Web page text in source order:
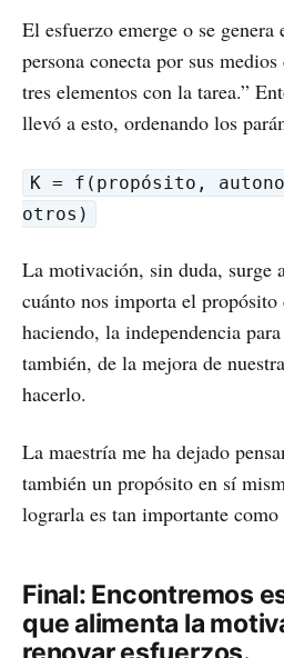
El esfuerzo emerge o se
persona conecta por sus
tres elementos con la tarea.”
llevó a esto, ordenando los
K = f(propósito,
otros)
La motivación, sin duda, surge
cuánto nos importa el propósito
haciendo, la independencia
también, de la mejora de
hacerlo.
La maestría me ha dejado
también un propósito en sí
lograrla es tan importante
Final: Encontremos
que alimenta la